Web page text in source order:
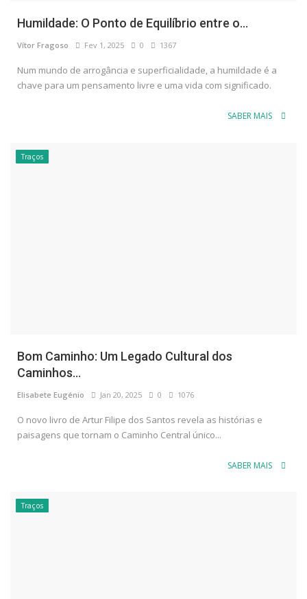
Humildade: O Ponto de Equilíbrio entre o...
Vítor Fragoso Fev 1, 2025 0 1367
Num mundo de arrogância e superficialidade, a humildade é a
chave para um pensamento livre e uma vida com significado.
SABER MAIS
Traços
Bom Caminho: Um Legado Cultural dos
Caminhos...
Elisabete Eugénio Jan 20, 2025 0 1076
O novo livro de Artur Filipe dos Santos revela as histórias e
paisagens que tornam o Caminho Central único...
SABER MAIS
Traços